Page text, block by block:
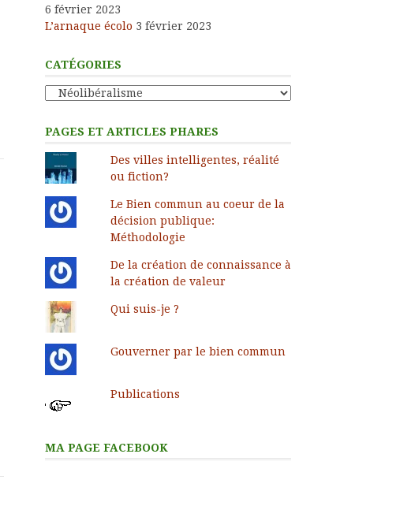
6 février 2023
L’arnaque écolo 3 février 2023
CATÉGORIES
Catégories
PAGES ET ARTICLES PHARES
Des villes intelligentes, réalité
ou fiction?
Le Bien commun au coeur de la
décision publique:
Méthodologie
De la création de connaissance à
la création de valeur
Qui suis-je ?
Gouverner par le bien commun
Publications
MA PAGE FACEBOOK